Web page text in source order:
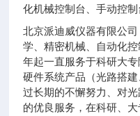
化机械控制台、手动控制
北京派迪威仪器有限公
学、精密机械、自动化
年起一直服务于科研大
硬件系统产品（光路搭
过长期的不懈努力、对
的优良服务，在科研、